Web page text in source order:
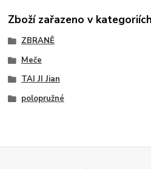
Zboží zařazeno v kategoriích
ZBRANĚ
Meče
TAI JI Jian
polopružné